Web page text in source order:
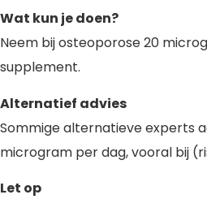
Wat kun je doen?
Neem bij osteoporose 20
supplement.
Alternatief advies
Sommige alternatieve experts
microgram per dag, vooral bij
Let op